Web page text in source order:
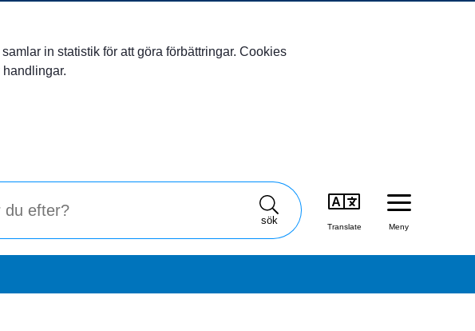
in statistik för att göra förbättringar. Cookies
sök
Translate Meny